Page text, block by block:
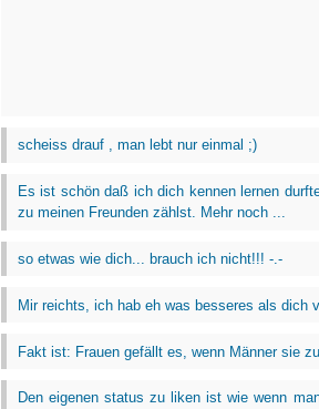
scheiss drauf , man lebt nur einmal ;)
Es ist schön daß ich dich kennen lernen
zu meinen Freunden zählst. Mehr noch ...
so etwas wie dich... brauch ich nicht!!! -.-
Mir reichts, ich hab eh was besseres als dich
Fakt ist: Frauen gefällt es, wenn Männer sie
Den eigenen status zu liken ist wie wenn